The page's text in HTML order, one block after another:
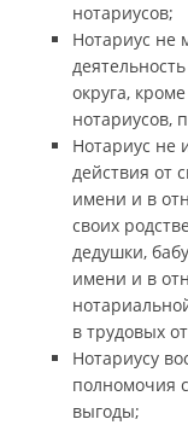
нотариусов;
Нотариус не
округа,
нотариусов,
Нотариус не
действия от
имени и в
своих
дедушки,
имени и в
в трудовых
Нотариусу
полномочия
выгоды;